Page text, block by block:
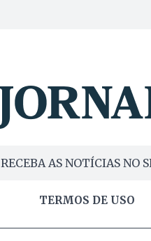
RECEBA AS NOTÍCIAS NO
TERMOS DE USO